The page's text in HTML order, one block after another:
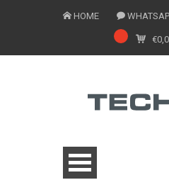
HOME
€